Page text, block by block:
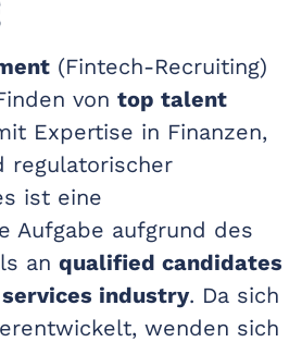
(Fintech-Recruiting)
von top talent
Expertise in Finanzen,
regulatorischer
ist eine
Aufgabe aufgrund des
an qualified candidates
industry. Da sich
wenden sich